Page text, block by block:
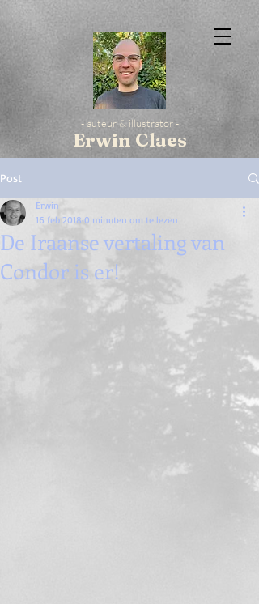
- auteur & illustrator -
Erwin Claes
Post
De Iraanse vertaling van
Condor is er!
Erwin
16 feb 2018 0 minuten om te lezen